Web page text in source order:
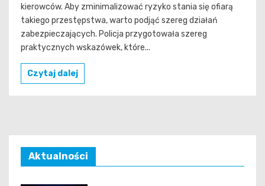
kierowców. Aby zminimalizować ryzyko stania się ofiarą
takiego przestępstwa, warto podjąć szereg działań
zabezpieczających. Policja przygotowała szereg
praktycznych wskazówek, które...
Czytaj dalej
Aktualności